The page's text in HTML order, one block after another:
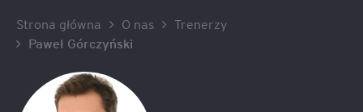
Strona główna O nas
Trenerzy
Paweł Górczyński